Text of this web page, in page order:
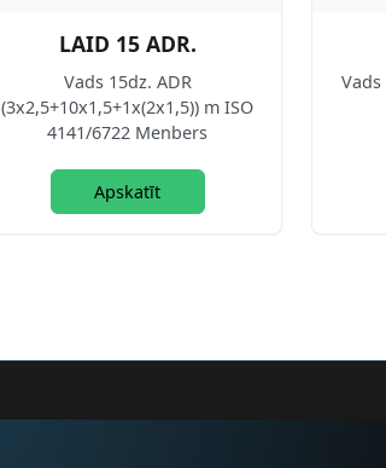
LAID 15 ADR.
Vads 15dz. ADR
(3x2,5+10x1,5+1x(2x1,5)) m ISO
4141/6722 Menbers
Apskatīt
Vads